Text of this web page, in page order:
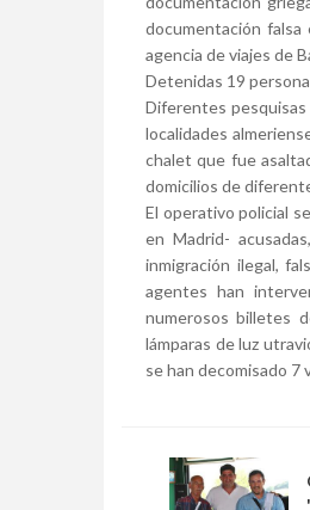
documentación
agencia de viajes de
Detenidas 19
Diferentes pesquisas
localidades
chalet que fue
domicilios de
El operativo policial
en Madrid-
inmigración ilegal,
agentes han
numerosos billetes
lámparas de luz
se han decomisado 7